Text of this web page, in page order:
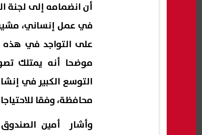
أن انضمامه إلى لجنة
في عمل إنساني،
على التواجد في هذه
موضحا أنه يمتلك
محافظة، وفقا
وأشار أمين